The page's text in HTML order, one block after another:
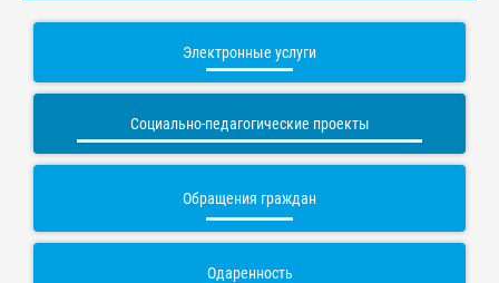
Электронные услуги
Социально-педагогические проекты
Обращения граждан
Одаренность